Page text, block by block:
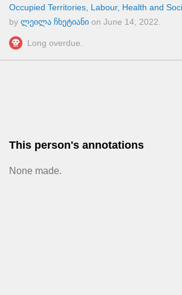
Occupied Territories, Labour, Health and
by ლეილა ჩხეტიანი on June 14, 2022.
Long overdue.
This person's annotations
None made.